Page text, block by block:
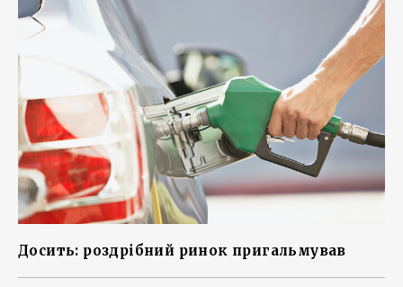
Досить: роздрібний ринок пригальмував